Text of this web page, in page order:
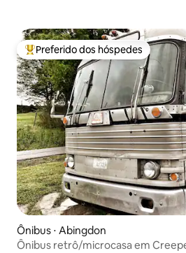
Entre os melhores preferidos dos
Preferido dos hóspedes
Ônibus ⋅ Abingdon
Ônibus retrô/microcasa em